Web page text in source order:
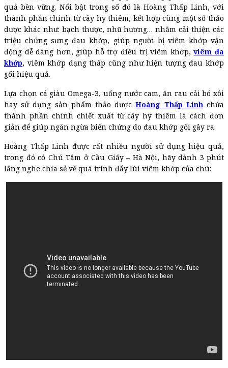
quả bền vững. Nổi bật trong số đó là Hoàng Thấp Linh, với
thành phần chính từ cây hy thiêm, kết hợp cùng một số thảo
dược khác như: bạch thược, nhũ hương… nhằm cải thiện các
triệu chứng sưng đau khớp, giúp người bị viêm khớp vận
động dễ dàng hơn, giúp hỗ trợ điều trị viêm khớp, viêm đa
khớp, viêm khớp dạng thấp cũng như hiện tượng đau khớp
gối hiệu quả.
Lựa chọn cá giàu Omega-3, uống nước cam, ăn rau cải bó xôi
hay sử dụng sản phẩm thảo dượcHoàng Thấp Linhchứa
thành phần chính chiết xuất từ cây hy thiêm là cách đơn
giản để giúp ngăn ngừa biến chứng do đau khớp gối gây ra.
Hoàng Thấp Linh được rất nhiều người sử dụng hiệu quả,
trong đó có Chú Tâm ở Cầu Giấy – Hà Nội, hãy dành 3 phút
lắng nghe chia sẻ về quá trình đẩy lùi viêm khớp của chú: